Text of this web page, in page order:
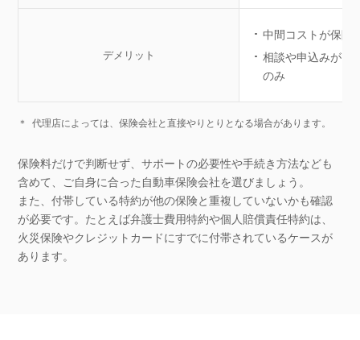
デメリット
中間コストが保険
相談や申込みがで
のみ
＊ 代理店によっては、保険会社と直接やりとりとなる場合があります。
保険料だけで判断せず、サポートの必要性や手続き方法なども
含めて、ご自身に合った自動車保険会社を選びましょう。
また、付帯している特約が他の保険と重複していないかも確認
が必要です。たとえば弁護士費用特約や個人賠償責任特約は、
火災保険やクレジットカードにすでに付帯されているケースが
あります。